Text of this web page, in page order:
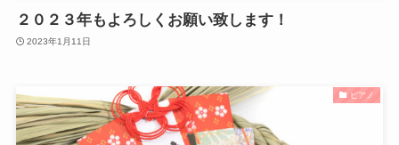
２０２３年もよろしくお願い致します！
2023年1月11日
ピアノ